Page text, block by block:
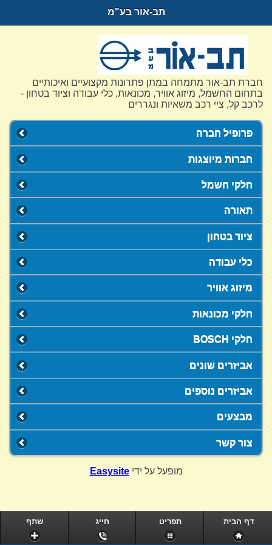
תב-אור בע"מ
חברת תב-אור מתמחה במתן פתרונות מקצועיים ואיכותיים
בתחום החשמל, מיזוג אוויר, מכונאות, כלי עבודה וציוד בטחון -
לרכב קל, ציי רכב משאיות ונגררים
פרופיל חברה
חברות מיוצגות
חלקי חשמל
תאורה
ציוד בטחון
כלי עבודה
מיזוג אוויר
חלקי מכונאות
חלקי BOSCH
אביזרים שונים
אביזרים נוספים
מבצעים
צור קשר
מופעל על ידיEasysite
שתף חייג תפריט דף הבית